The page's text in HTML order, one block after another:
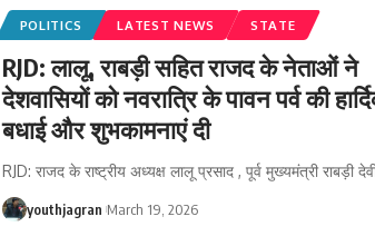
POLITICS LATEST NEWS STATE
RJD: लालू, राबड़ी सहित राजद के नेताओं ने
देशवासियों को नवरात्रि के पावन पर्व की
बधाई और शुभकामनाएं दी
RJD: राजद के राष्ट्रीय अध्यक्ष लालू प्रसाद , पूर्व मुख्यमंत्री राबड़ी
youthjagran March 19, 2026